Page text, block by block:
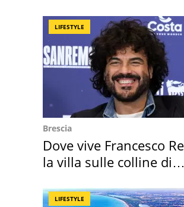
LIFESTYLE
Brescia
Dove vive Francesco
la villa sulle colline di
LIFESTYLE